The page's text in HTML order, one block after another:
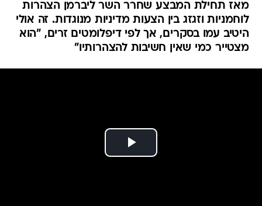
מאז תחילת המבצע שחרר השר ליברמן הצהרות
לוחמניות וזגזג בין הצעות מדיניות מנוגדות. זה אולי
היטיב עמו בסקרים, אך לפי דיפלומטים זרים, "הוא
מצטייר כמי שאין חשיבות להצהרותיו"